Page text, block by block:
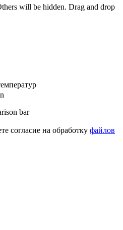
will be hidden. Drag and drop
bar
согласие на обработку файлов